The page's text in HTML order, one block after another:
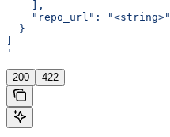
    ],
    "repo_url": "<string>"
  }
]
'
200 422